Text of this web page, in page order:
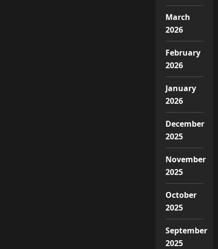
March
2026
February
2026
January
2026
December
2025
November
2025
October
2025
September
2025